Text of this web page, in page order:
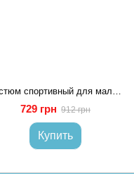
Костюм спортивный для мальчика подростка 128 Черный (706292-128)
729 грн 912 грн
Купить